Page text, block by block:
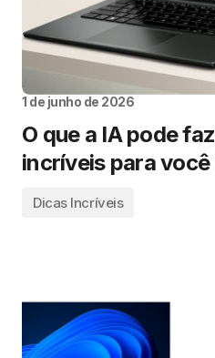
1 de junho de 2026
O que a IA pode
incríveis para
Dicas Incríveis